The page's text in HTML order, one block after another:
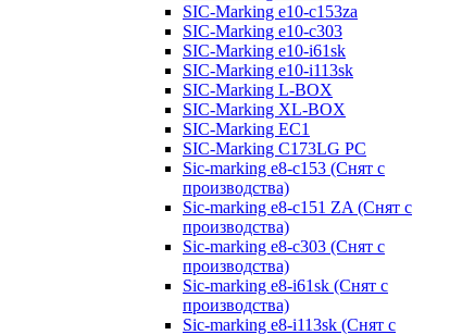
SIC-Marking e10-c153za
SIC-Marking e10-c303
SIC-Marking e10-i61sk
SIC-Marking e10-i113sk
SIC-Marking L-BOX
SIC-Marking XL-BOX
SIC-Marking EC1
SIC-Marking C173LG PC
Sic-marking e8-c153 (Снят с
производства)
Sic-marking e8-c151 ZA (Снят с
производства)
Sic-marking e8-c303 (Снят с
производства)
Sic-marking e8-i61sk (Снят с
производства)
Sic-marking e8-i113sk (Снят с